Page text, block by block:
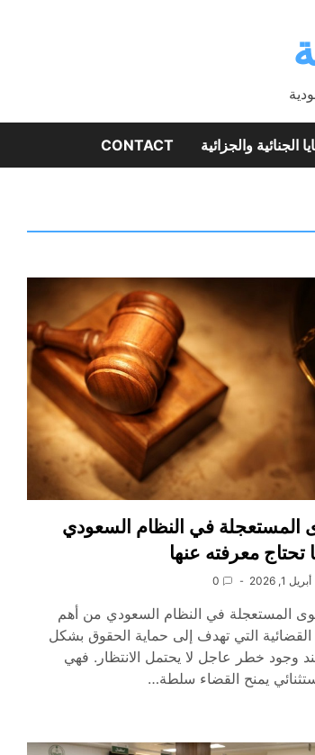
الجنائية والجزائية CONTACT
المستعجلة في النظام السعودي
تحتاج معرفته عنها
أبريل 1, 2026 0
المستعجلة في النظام السعودي من أهم
القضائية التي تهدف إلى حماية الحقوق بشكل
وجود خطر عاجل لا يحتمل الانتظار. فهي
يمنح القضاء سلطة…